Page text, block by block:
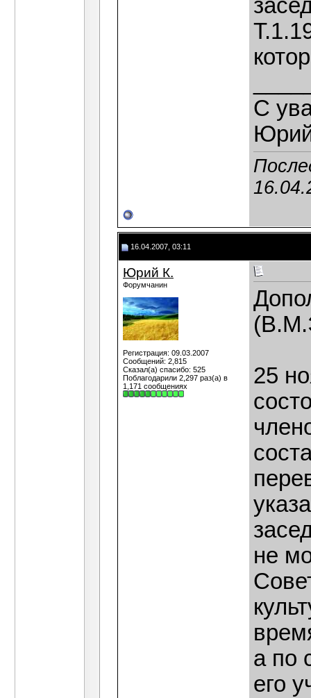
С
16.04.2007, 03:11
Юрий К.
Форумчанин
Регистрация: 09.03.2007
Сообщений: 2,815
Сказал(а) спасибо: 525
Поблагодарили 2,297 раз(а) в
1,171 сообщениях
25
не
а по
его